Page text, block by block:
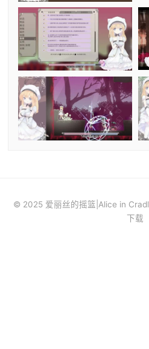
© 2025 爱丽丝的摇篮|Alice in
下载